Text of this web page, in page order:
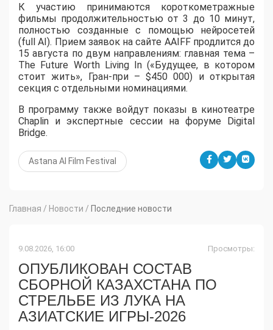
К участию принимаются короткометражные
фильмы продолжительностью от 3 до 10 минут,
полностью созданные с помощью нейросетей
(full AI). Прием заявок на сайте AAIFF продлится до
15 августа по двум направлениям: главная тема –
The Future Worth Living In («Будущее, в котором
стоит жить», Гран-при – $450 000) и открытая
секция с отдельными номинациями.
В программу также войдут показы в кинотеатре
Chaplin и экспертные сессии на форуме Digital
Bridge.
Astana AI Film Festival
Главная / Новости / Последние новости
9.08.2026, 16:00 Просмотры:
ОПУБЛИКОВАН СОСТАВ
СБОРНОЙ КАЗАХСТАНА ПО
СТРЕЛЬБЕ ИЗ ЛУКА НА
АЗИАТСКИЕ ИГРЫ-2026